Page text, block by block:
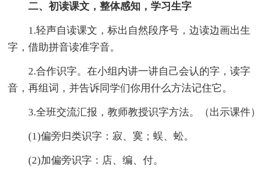
二、初读课文，整体感知，学习生字
1.轻声自读课文，标出自然段序号，边读边画出生
字，借助拼音读准字音。
2.合作识字。在小组内讲一讲自己会认的字，读字
音，再组词，并告诉同学们你用什么方法记住它。
3.全班交流汇报，教师教授识字方法。（出示课件）
(1)偏旁归类识字：寂、寞；蜈、蚣。
(2)加偏旁识字：店、编、付。